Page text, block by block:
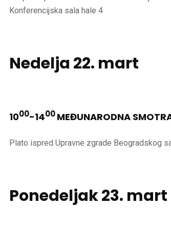
Konferencijska sala hale 4
Nedelja 22. mart
1000-1400MEĐUNARODNA
Plato ispred Upravne zgrade Beogradskog
Ponedeljak23. mart